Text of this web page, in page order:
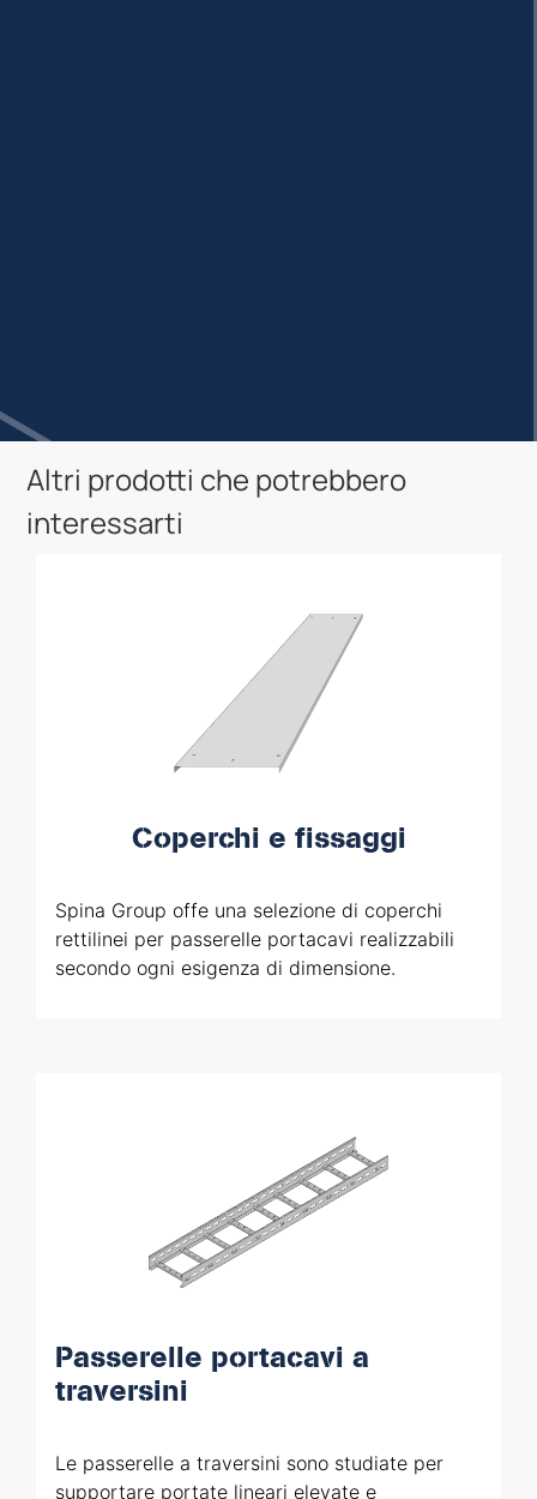
Altri prodotti che potrebbero
interessarti
Coperchi e fissaggi
Spina Group offe una selezione di coperchi
rettilinei per passerelle portacavi realizzabili
secondo ogni esigenza di dimensione.
Passerelle portacavi a
traversini
Le passerelle a traversini sono studiate per
supportare portate lineari elevate e